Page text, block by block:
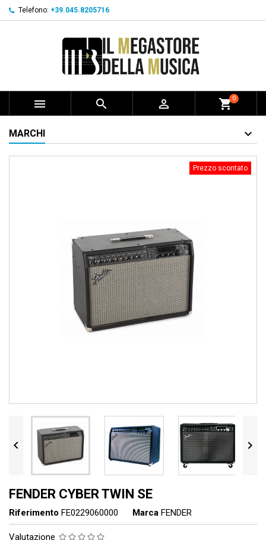
Telefono: +39.045.8205716
   shopping_cart0
MARCHI
Prezzo scontato
 
FENDER CYBER TWIN SE
Riferimento FE0229060000 Marca FENDER
Valutazione